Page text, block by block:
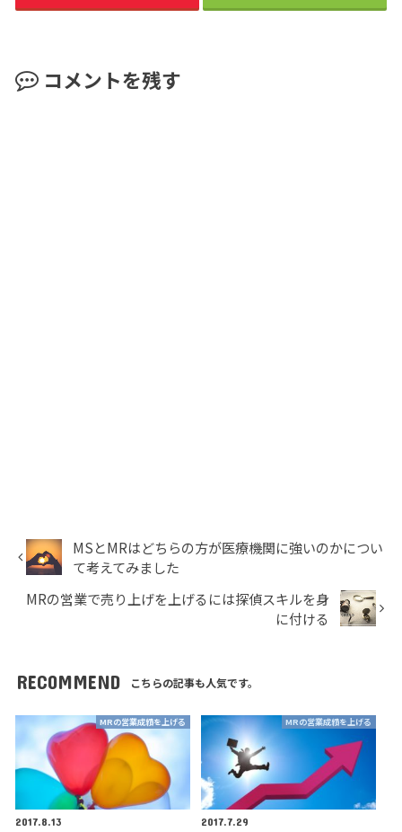
コメントを残す
MSとMRはどちらの方が医療機関に強いのかについ
て考えてみました
MRの営業で売り上げを上げるには探偵スキルを身
に付ける
RECOMMEND こちらの記事も人気です。
MRの営業成績を上げる
2017.8.13
MRの営業成績を上げる
2017.7.29